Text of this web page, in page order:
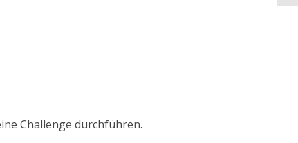
Challenge durchführen.